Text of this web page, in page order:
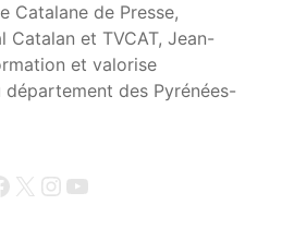
Catalane de Presse,
et TVCAT, Jean-
et valorise
département des Pyrénées-
X Instagram YouTube